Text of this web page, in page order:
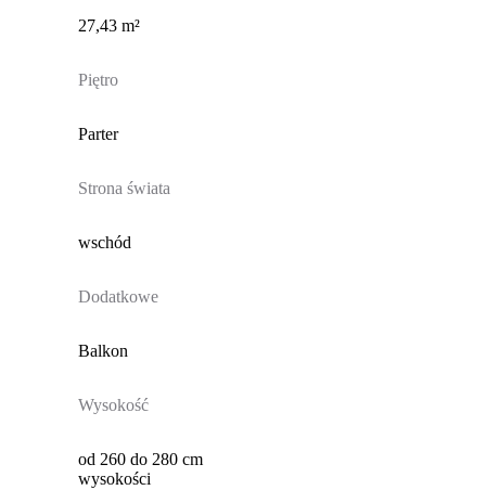
27,43 m²
Piętro
Parter
Strona świata
wschód
Dodatkowe
Balkon
Wysokość
od 260 do 280 cm
wysokości